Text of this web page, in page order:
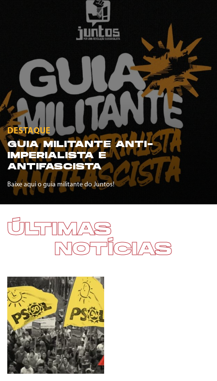
DESTAQUE
GUIA MILITANTE ANTI-
IMPERIALISTA E
ANTIFASCISTA
Baixe aqui o guia militante do Juntos!
ÚLTIMAS
NOTÍCIAS